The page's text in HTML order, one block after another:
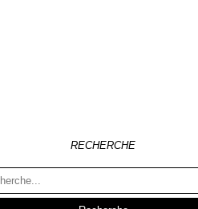
RECHERCHE